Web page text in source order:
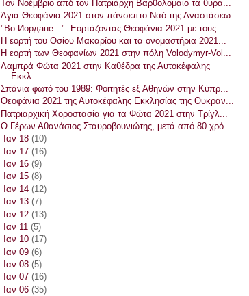
Τον Νοέμβριο από τον Πατριάρχη Βαρθολομαίο τα θυρα...
Άγια Θεοφάνια 2021 στον πάνσεπτο Ναό της Αναστάσεω...
"Во Иордане...". Εορτάζοντας Θεοφάνια 2021 με τους...
Η εορτή του Οσίου Μακαρίου και τα ονομαστήρια 2021...
Η εορτή των Θεοφανίων 2021 στην πόλη Volodymyr-Vol...
Λαμπρά Φώτα 2021 στην Καθέδρα της Αυτοκέφαλης
Εκκλ...
Σπάνια φωτό του 1989: Φοιτητές εξ Αθηνών στην Κύπρ...
Θεοφάνια 2021 της Αυτοκέφαλης Εκκλησίας της Ουκραν...
Πατριαρχική Χοροστασία για τα Φώτα 2021 στην Τρίγλ...
Ο Γέρων Αθανάσιος Σταυροβουνιώτης, μετά από 80 χρό...
Ιαν 18 (10)
Ιαν 17 (16)
Ιαν 16 (9)
Ιαν 15 (8)
Ιαν 14 (12)
Ιαν 13 (7)
Ιαν 12 (13)
Ιαν 11 (5)
Ιαν 10 (17)
Ιαν 09 (6)
Ιαν 08 (5)
Ιαν 07 (16)
Ιαν 06 (35)